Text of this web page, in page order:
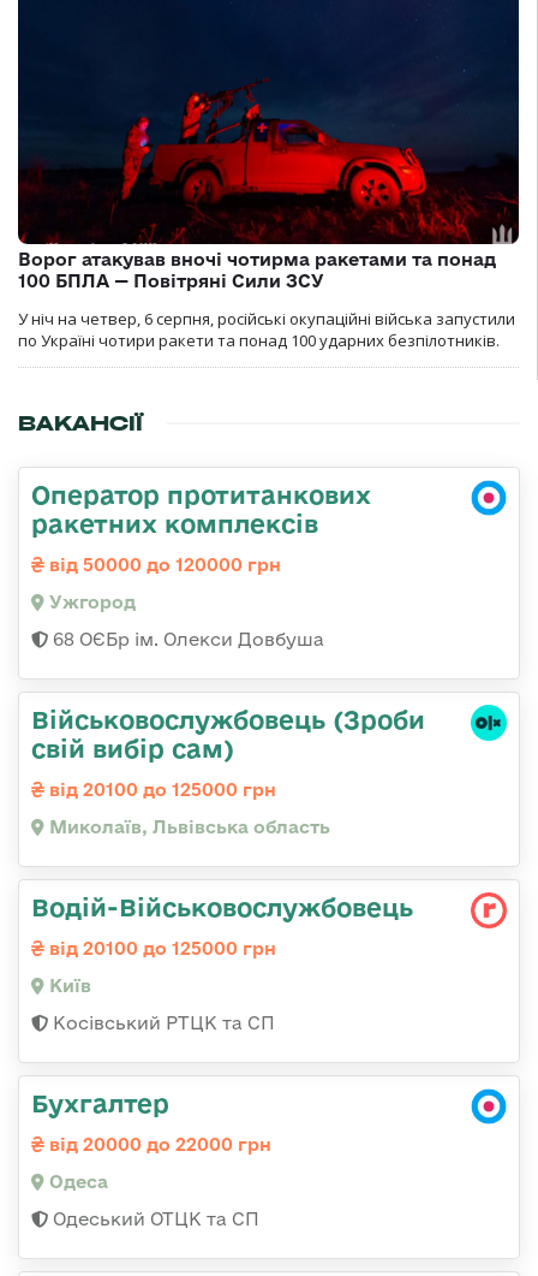
Ворог атакував вночі чотирма ракетами та понад
100 БПЛА — Повітряні Сили ЗСУ
У ніч на четвер, 6 серпня, російські окупаційні війська запустили
по Україні чотири ракети та понад 100 ударних безпілотників.
ВАКАНСІЇ
Оператор протитанкових
ракетних комплексів
від 50000 до 120000 грн
Ужгород
68 ОЄБр ім. Олекси Довбуша
Військовослужбовець (Зроби
свій вибір сам)
від 20100 до 125000 грн
Миколаїв, Львівська область
Водій-Військовослужбовець
від 20100 до 125000 грн
Київ
Косівський РТЦК та СП
Бухгалтер
від 20000 до 22000 грн
Одеса
Одеський ОТЦК та СП